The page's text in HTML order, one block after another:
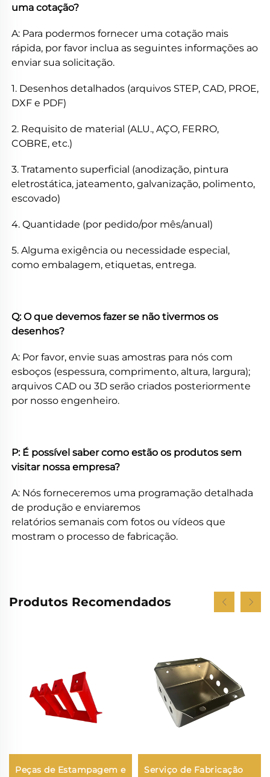
uma cotação?
A: Para podermos fornecer uma cotação mais
rápida, por favor inclua as seguintes informações ao
enviar sua solicitação.
1. Desenhos detalhados (arquivos STEP, CAD, PROE,
DXF e PDF)
2. Requisito de material (ALU., AÇO, FERRO,
COBRE, etc.)
3. Tratamento superficial (anodização, pintura
eletrostática, jateamento, galvanização, polimento,
escovado)
4. Quantidade (por pedido/por mês/anual)
5. Alguma exigência ou necessidade especial,
como embalagem, etiquetas, entrega.
Q: O que devemos fazer se não tivermos os
desenhos?
A: Por favor, envie suas amostras para nós com
esboços (espessura, comprimento, altura, largura);
arquivos CAD ou 3D serão criados posteriormente
por nosso engenheiro.
P: É possível saber como estão os produtos sem
visitar nossa empresa?
A: Nós forneceremos uma programação detalhada
de produção e enviaremos
relatórios semanais com fotos ou vídeos que
mostram o processo de fabricação.
Produtos Recomendados
Peças de Estampagem e
Serviço de Fabricação